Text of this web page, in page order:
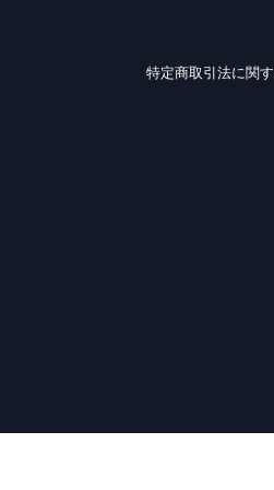
特定商取引法に関